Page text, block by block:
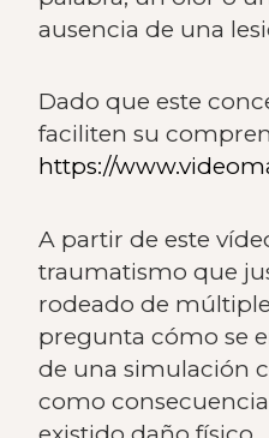
ausencia de una
Dado que este
faciliten su
https://
A partir de este
traumatismo que
rodeado de
pregunta cómo se
de una simulación
como